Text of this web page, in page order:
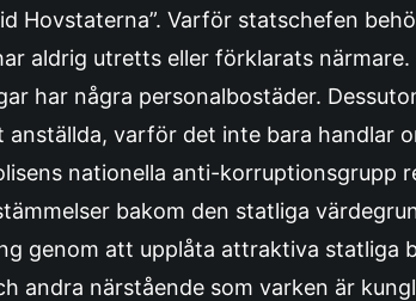
Hovstaterna”. Varför statschefen
aldrig utretts eller förklarats närmare.
har några personalbostäder.
varför det inte bara handlar
nationella anti-korruptionsgrupp
bakom den statliga
genom att upplåta attraktiva statliga
andra närstående som varken är